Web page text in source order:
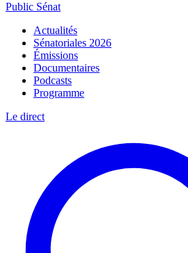
Public Sénat
Actualités
Sénatoriales 2026
Émissions
Documentaires
Podcasts
Programme
Le direct